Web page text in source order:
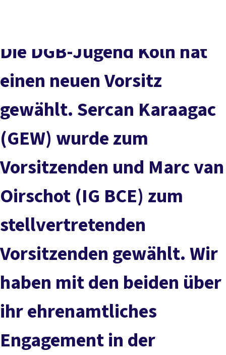
Politik in NRW
Service
Die DGB-Jugend Köln hat
einen neuen Vorsitz
gewählt. Sercan Karaagac
(GEW) wurde zum
Vorsitzenden und Marc van
Oirschot (IG BCE) zum
stellvertretenden
Vorsitzenden gewählt. Wir
haben mit den beiden über
ihr ehrenamtliches
Engagement in der